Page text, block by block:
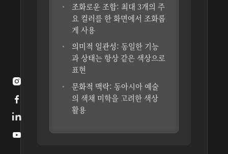
조화로운 조합: 최대 3개의 주
요 컬러를 한 화면에서 조화롭
게 사용
의미적 일관성: 동일한 기능
과 상태는 항상 같은 색상으로
표현
문화적 맥락: 동아시아 예술
의 색채 미학을 고려한 색상
활용


